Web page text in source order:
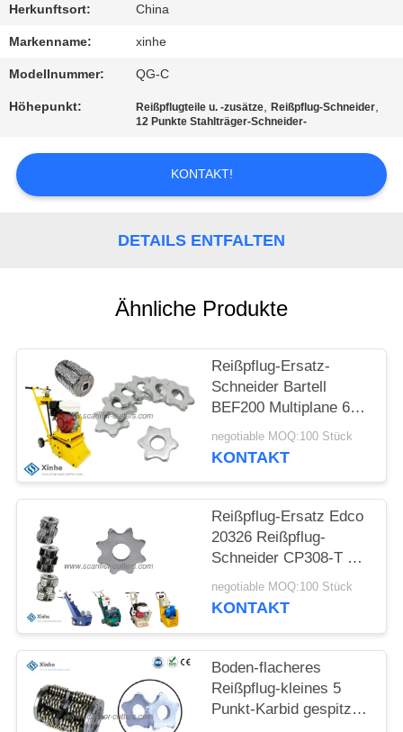
KONTAKT
MIT
UNS
NEUIGKEITEN
RECHTSSACHEN
BITTE UM
ANGEBOT
SITEMAP
DATENSCHUTZ-
BESTIMMUNGEN
Herkunftsort: China
Markenname: xinhe
Modellnummer: QG-C
Höhepunkt: Reißpflugteile u. -zusätze,Reißpflug-Schneider,
12 Punkte Stahlträger-Schneider-
KONTAKT!
DETAILS ENTFALTEN
Ähnliche Produkte
Reißpflug-Ersatz-
Schneider Bartell
BEF200 Multiplane 6
Punkte TCT-
Prägekarbid-Reißpflug-
negotiable MOQ:100 Stück
KONTAKT
Reißpflug-Ersatz Edco
20326 Reißpflug-
Schneider CP308-T 8
Punkt-Hartmetall-
Schneider
negotiable MOQ:100 Stück
KONTAKT
Boden-flacheres
Reißpflug-kleines 5
Punkt-Karbid gespitzte